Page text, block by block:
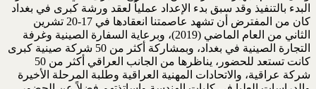
البدء بالتنفيذ وقد سبق بدء الإعداد عملياً لعقد ورشة كبرى في بغداد
كان من المفترض أن تشهد عاصمتنا انعقادها في 17-20 تشرين
الثاني من العام الماضي (2019)، وبرعاية السفارة الصينية وغرفة
التجارة الصينية في بغداد، وبمشاركة أكثر من 50 شركة صينية كبرى
كانت تستعد للحضور، يناظرها من الجانب العراقي أكثر من 50
شركة عراقية، والاتحادات المهنية العراقية وطلبة المرحلة الأخيرة